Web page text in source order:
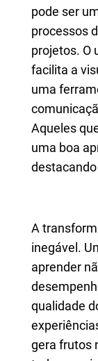
pode ser
processos
projetos. O
facilita a
uma
Aqueles
uma boa
A
inegável.
aprender
qualidade
gera frutos